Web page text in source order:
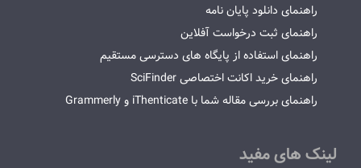
راهنمای دانلود پایان نامه
راهنمای ثبت درخواست آفلاین
راهنمای استفاده از پایگاه های دسترسی مستقیم
راهنمای خرید اکانت اختصاصی SciFinder
راهنمای بررسی مقاله شما با iThenticate و Grammerly
لینک های مفید